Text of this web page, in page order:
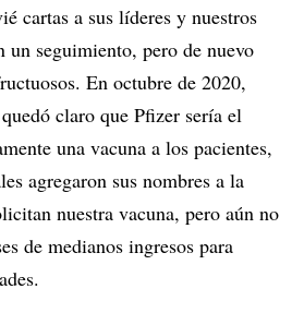
cartas a sus líderes y nuestros
un seguimiento, pero de nuevo
En octubre de 2020,
claro que Pfizer sería el
una vacuna a los pacientes,
agregaron sus nombres a la
nuestra vacuna, pero aún no
de medianos ingresos para